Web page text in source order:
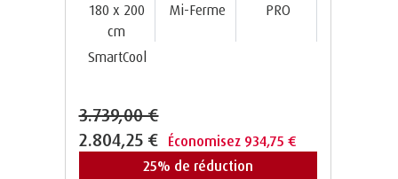
180 x 200
cm
Mi-Ferme PRO
SmartCool
3.739,00 €
2.804,25 € Économisez 934,75 €
25% de réduction